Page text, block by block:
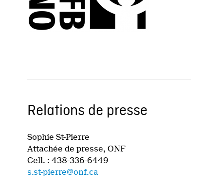
Relations de presse
Sophie St-Pierre
Attachée de presse, ONF
Cell. : 438-336-6449
s.st-pierre@onf.ca